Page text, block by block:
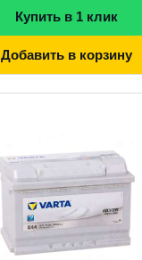
Купить в 1 клик
Добавить в корзину